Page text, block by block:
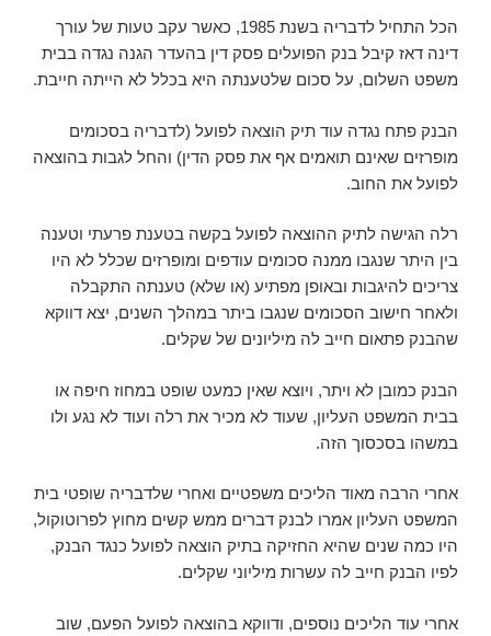
הכל התחיל לדבריה בשנת 1985, כאשר עקב טעות של עורך
דינה דאז קיבל בנק הפועלים פסק דין בהעדר הגנה נגדה בבית
משפט השלום, על סכום שלטענתה היא בכלל לא הייתה חייבת.
הבנק פתח נגדה עוד תיק הוצאה לפועל (לדבריה בסכומים
מופרזים שאינם תואמים אף את פסק הדין) והחל לגבות בהוצאה
לפועל את החוב.
רלה הגישה לתיק ההוצאה לפועל בקשה בטענת פרעתי וטענה
בין היתר שנגבו ממנה סכומים עודפים ומופרזים שכלל לא היו
צריכים להיגבות ובאופן מפתיע (או שלא) טענתה התקבלה
ולאחר חישוב הסכומים שנגבו ביתר במהלך השנים, יצא דווקא
שהבנק פתאום חייב לה מיליונים של שקלים.
הבנק כמובן לא ויתר, ויוצא שאין כמעט שופט במחוז חיפה או
בבית המשפט העליון, שעוד לא מכיר את רלה ועוד לא נגע ולו
במשהו בסכסוך הזה.
אחרי הרבה מאוד הליכים משפטיים ואחרי שלדבריה שופטי בית
המשפט העליון אמרו לבנק דברים ממש קשים מחוץ לפרוטוקול,
היו כמה שנים שהיא החזיקה בתיק הוצאה לפועל כנגד הבנק,
לפיו הבנק חייב לה עשרות מיליוני שקלים.
אחרי עוד הליכים נוספים, ודווקא בהוצאה לפועל הפעם, שוב